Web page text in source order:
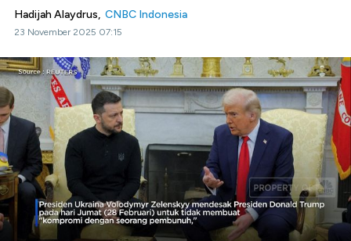
Hadijah Alaydrus, CNBC Indonesia
23 November 2025 07:15